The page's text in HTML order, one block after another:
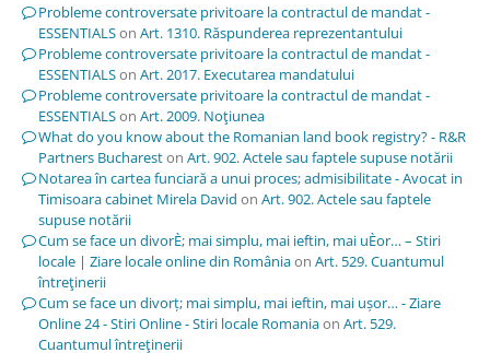
Probleme controversate privitoare la contractul de mandat -
ESSENTIALSon Art. 1310. Răspunderea reprezentantului
Probleme controversate privitoare la contractul de mandat -
ESSENTIALSon Art. 2017. Executarea mandatului
Probleme controversate privitoare la contractul de mandat -
ESSENTIALSon Art. 2009. Noţiunea
What do you know about the Romanian land book registry? - R&R
Partners Buchareston Art. 902. Actele sau faptele supuse notării
Notarea în cartea funciară a unui proces; admisibilitate - Avocat in
Timisoara cabinet Mirela David on Art. 902. Actele sau faptele
supuse notării
Cum se face un divorÈ; mai simplu, mai ieftin, mai uÈor… – Stiri
locale | Ziare locale online din Româniaon Art. 529. Cuantumul
întreţinerii
Cum se face un divorț; mai simplu, mai ieftin, mai ușor… - Ziare
Online 24 - Stiri Online - Stiri locale Romaniaon Art. 529.
Cuantumul întreţinerii